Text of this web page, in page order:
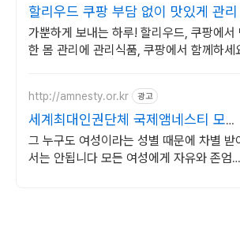
할리우드 쿠팡 부담 없이 맛있게 관리
가뿐하게 보내는 하루! 할리우드, 쿠팡에서
한 몸 관리에 관리식품, 쿠팡에서 함께하세
http://amnesty.or.kr 광고
세계최대인권단체 국제앰네스티 모든
여성의 자유를 위해
그 누구도 여성이라는 성별 때문에 차별 받
서는 안됩니다 모든 여성에게 자유와 존엄을